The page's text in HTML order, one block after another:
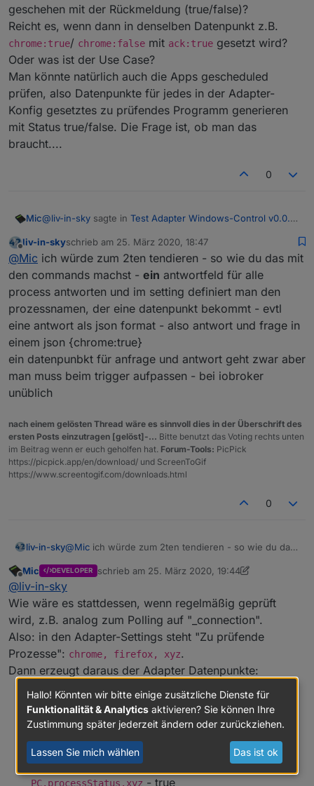
geschehen mit der Rückmeldung (true/false)?
Reicht es, wenn dann in denselben Datenpunkt z.B.
chrome:true/ chrome:false mit ack:true gesetzt wird?
Oder was ist der Use Case?
Man könnte natürlich auch die Apps gescheduled
prüfen, also Datenpunkte für jedes in der Adapter-
Konfig gesetztes zu prüfendes Programm generieren
mit Status true/false. Die Frage ist, ob man das
braucht....
0
Mic@liv-in-sky sagte in Test Adapter Windows-Control v0.0.x
noch eine frage - man kann auch z.b.
http://192.168.178.36:8585/?chk=chrome" aufrufen
und überprüfen, ob dieses programm läuft
Ich überlege gerade, was eine gute Umsetzung wäre.
Also angenommen es gibt einen Datenpunktwindows-
control.0.Gästezimmer-PC.checkAppStatus als
Textfeld.
Nun trägt man da z.B.
geschehen mit der Rückmeldung (true/false)?
Reicht es, wenn dann in denselben Datenpunkt z.B.
chrome:true/chrome:falsemit ack:truegesetzt
wird? Oder was ist der Use Case?
Man könnte natürlich auch die Apps gescheduled prüfen,
gesetztes zu prüfendes Programm generieren mit Status
true/false. Die Frage ist, ob man das braucht....
Offline
liv-in-skyschrieb am 25. März 2020, 18:47
zuletzt editiert von
@Mic ich würde zum 2ten tendieren - so wie du das mit
den commands machst - ein antwortfeld für alle
process antworten und im setting definiert man den
prozessnamen, der eine datenpunkt bekommt - evtl
eine antwort als json format - also antwort und frage in
einem json {chrome:true}
ein datenpunbkt für anfrage und antwort geht zwar aber
man muss beim trigger aufpassen - bei iobroker
unüblich
nach einem gelösten Thread wäre es sinnvoll dies in der Überschrift des
ersten Posts einzutragen [gelöst]-... Bitte benutzt das Voting rechts unten
im Beitrag wenn er euch geholfen hat. Forum-Tools: PicPick
https://picpick.app/en/download/ und ScreenToGif
https://www.screentogif.com/downloads.html
0
liv-in-sky@Mic ich würde zum 2ten tendieren - so wie du das
process antworten und im setting definiert man den
prozessnamen, der eine datenpunkt bekommt - evtl
eine antwort als json format - also antwort und frage
in einem json {chrome:true}
ein datenpunbkt für anfrage und antwort geht zwar
aber man muss beim trigger aufpassen - bei iobroker
unüblich
Offline
Mic DEVELOPER schrieb am 25. März 2020, 19:44
zuletzt editiert von Mic
@liv-in-sky
Wie wäre es stattdessen, wenn regelmäßig geprüft
wird, z.B. analog zum Polling auf "_connection".
Also: in den Adapter-Settings steht "Zu prüfende
Prozesse": chrome, firefox, xyz.
Dann erzeugt daraus der Adapter Datenpunkte:
windows-control.0.Gästezimmer-
PC.processStatus.chrome- true
windows-control.0.Gästezimmer-
PC.processStatus.firefox
windows-control.0.Gästezimmer-
PC.processStatus.xyz - true
Hallo! Könnten wir bitte einige zusätzliche Dienste für
Funktionalität & Analytics aktivieren? Sie können Ihre
Zustimmung später jederzeit ändern oder zurückziehen.
Lassen Sie mich wählen Das ist ok